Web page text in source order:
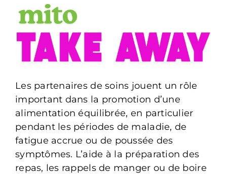
Les partenaires de soins jouent un rôle
important dans la promotion d’une
alimentation équilibrée, en particulier
pendant les périodes de maladie, de
fatigue accrue ou de poussée des
symptômes. L’aide à la préparation des
repas, les rappels de manger ou de boire